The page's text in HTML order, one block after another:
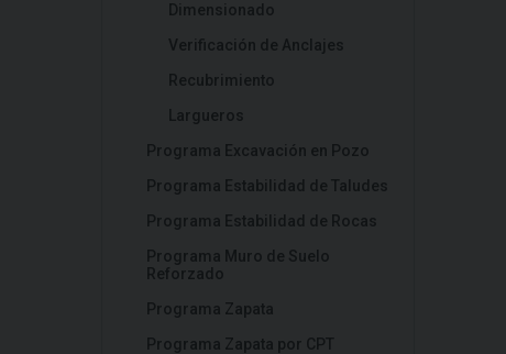
Dimensionado
Verificación de Anclajes
Recubrimiento
Largueros
Programa Excavación en Pozo
Programa Estabilidad de Taludes
Programa Estabilidad de Rocas
Programa Muro de Suelo
Reforzado
Programa Zapata
Programa Zapata por CPT